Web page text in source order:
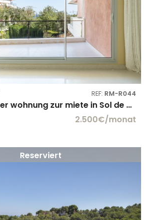
REF: RM-R044
3 schlafzimmer wohnung zur miete in Sol de Mallorca
2.500€/monat
Reserviert